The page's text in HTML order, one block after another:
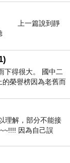
上一篇說到靜
下得很大。 國中二
榮譽榜因為老舊而
，手
理解，部分不能接
因為自己誤